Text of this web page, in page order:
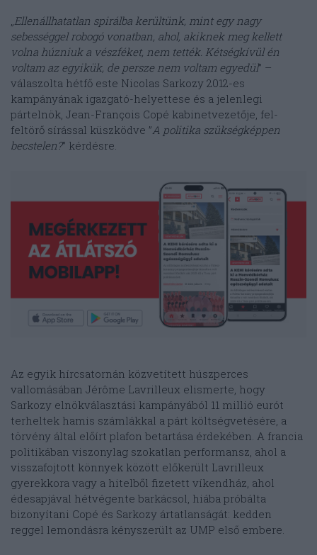
„Ellenállhatatlan spirálba kerültünk, mint egy nagy
sebességgel robogó vonatban, ahol, akiknek meg kellett
volna húzniuk a vészféket, nem tették. Kétségkívül én
voltam az egyikük, de persze nem voltam egyedül” –
válaszolta hétfő este Nicolas Sarkozy 2012-es
kampányának igazgató-helyettese és a jelenlegi
pártelnök, Jean-François Copé kabinetvezetője, fel-
feltörő sírással küszködve ”A politika szükségképpen
becstelen?” kérdésre.
Az egyik hírcsatornán közvetített húszperces
vallomásában Jérôme Lavrilleux elismerte, hogy
Sarkozy elnökválasztási kampányából 11 millió eurót
terheltek hamis számlákkal a párt költségvetésére, a
törvény által előírt plafon betartása érdekében. A francia
politikában viszonylag szokatlan performansz, ahol a
visszafojtott könnyek között előkerült Lavrilleux
gyerekkora vagy a hitelből fizetett víkendház, ahol
édesapjával hétvégente barkácsol, hiába próbálta
bizonyítani Copé és Sarkozy ártatlanságát: kedden
reggel lemondásra kényszerült az UMP első embere.